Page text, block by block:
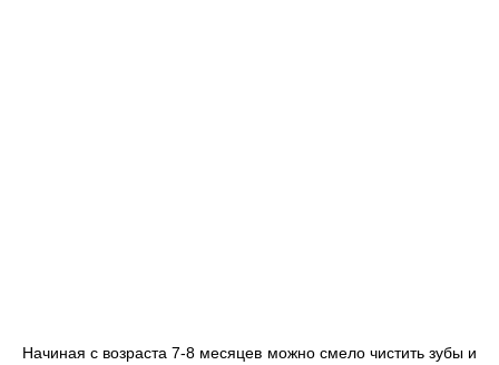
Начиная с возраста 7-8 месяцев можно смело чистить зубы и